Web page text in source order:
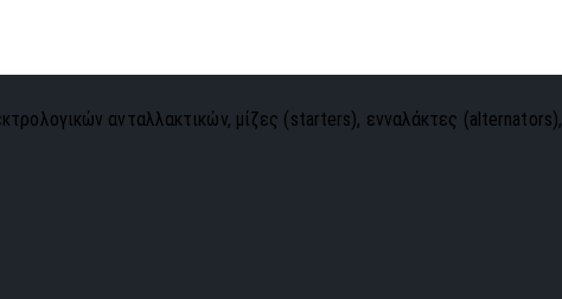
ανταλλακτικών, μίζες (starters), ενναλάκτες